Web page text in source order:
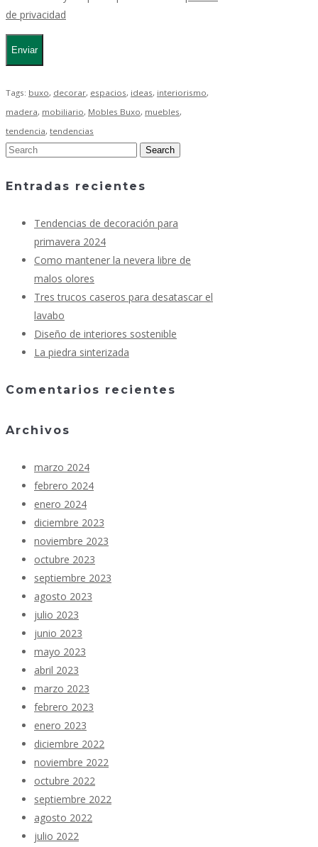
de privacidad
Tags: buxo, decorar, espacios, ideas, interiorismo,
madera, mobiliario, Mobles Buxo, muebles,
tendencia, tendencias
Entradas recientes
Tendencias de decoración para
primavera 2024
Como mantener la nevera libre de
malos olores
Tres trucos caseros para desatascar el
lavabo
Diseño de interiores sostenible
La piedra sinterizada
Comentarios recientes
Archivos
marzo 2024
febrero 2024
enero 2024
diciembre 2023
noviembre 2023
octubre 2023
septiembre 2023
agosto 2023
julio 2023
junio 2023
mayo 2023
abril 2023
marzo 2023
febrero 2023
enero 2023
diciembre 2022
noviembre 2022
octubre 2022
septiembre 2022
agosto 2022
julio 2022